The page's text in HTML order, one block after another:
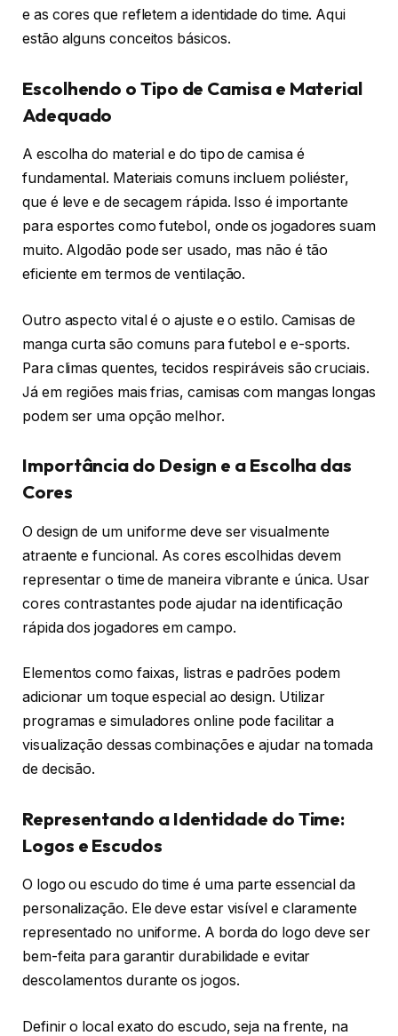
e as cores que refletem a identidade do time. Aqui
estão alguns conceitos básicos.
Escolhendo o Tipo de Camisa e Material
Adequado
A escolha do material e do tipo de camisa é
fundamental. Materiais comuns incluem poliéster,
que é leve e de secagem rápida. Isso é importante
para esportes como futebol, onde os jogadores suam
muito. Algodão pode ser usado, mas não é tão
eficiente em termos de ventilação.
Outro aspecto vital é o ajuste e o estilo. Camisas de
manga curta são comuns para futebol e e-sports.
Para climas quentes, tecidos respiráveis são cruciais.
Já em regiões mais frias, camisas com mangas longas
podem ser uma opção melhor.
Importância do Design e a Escolha das
Cores
O design de um uniforme deve ser visualmente
atraente e funcional. As cores escolhidas devem
representar o time de maneira vibrante e única. Usar
cores contrastantes pode ajudar na identificação
rápida dos jogadores em campo.
Elementos como faixas, listras e padrões podem
adicionar um toque especial ao design. Utilizar
programas e simuladores online pode facilitar a
visualização dessas combinações e ajudar na tomada
de decisão.
Representando a Identidade do Time:
Logos e Escudos
O logo ou escudo do time é uma parte essencial da
personalização. Ele deve estar visível e claramente
representado no uniforme. A borda do logo deve ser
bem-feita para garantir durabilidade e evitar
descolamentos durante os jogos.
Definir o local exato do escudo, seja na frente, na